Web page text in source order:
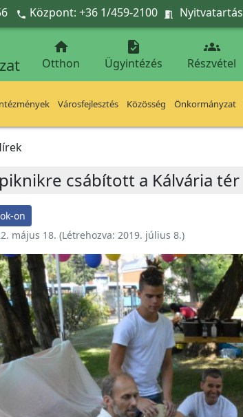
 Központ: +36 1/459-2100  Nyitvatartás

Otthon

Ügyintézés

Részvétel
Városfejlesztés Közösség Önkormányzat
csábított a Kálvária tér
on
május 18. (Létrehozva: 2019. július 8.)